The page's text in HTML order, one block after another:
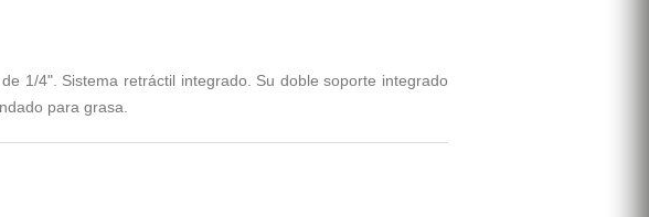
1/4". Sistema retráctil integrado. Su doble soporte integrado
para grasa.